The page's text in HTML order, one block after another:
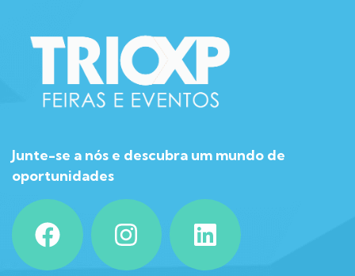
Junte-se a nós e descubra um mundo de
oportunidades